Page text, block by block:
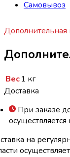
Самовывоз
Вес1 кг
Доставка
При заказе
на